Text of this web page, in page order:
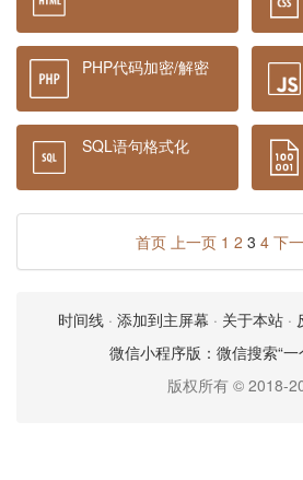
PHP代码加密/解密
SQL语句格式化
首页 上一页 1 2 3 4 下
时间线 · 添加到主屏幕 · 关于本站 ·
微信小程序版：微信搜索“一
版权所有 © 2018-